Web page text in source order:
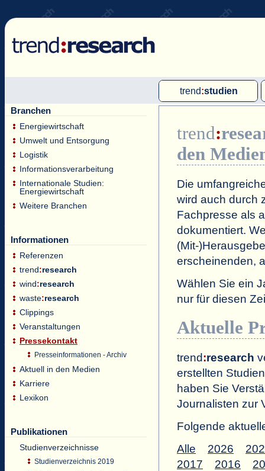
trend:studien
Single-Client-Studien
Internationale Markt Reports
Branchen
Energiewirtschaft
Umwelt und Entsorgung
Logistik
Informationsverarbeitung
Internationale Studien:
Energiewirtschaft
Weitere Branchen
Informationen
Referenzen
trend:research
wind:research
waste:research
Clippings
Veranstaltungen
Pressekontakt
Presseinformationen - Archiv
Aktuell in den Medien
Karriere
Lexikon
Publikationen
Studienverzeichnisse
Studienverzeichnis 2019
trend:
den
Die
wird auch durch
Fachpresse als
dokumentiert.
(Mit-
erscheinenden,
Wählen Sie ein
nur für diesen
Aktuelle
trend:research
erstellten
haben Sie
Journalisten zur
Folgende
Alle
2026
2017
2016